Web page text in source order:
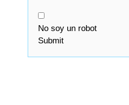
No soy un robot
Submit